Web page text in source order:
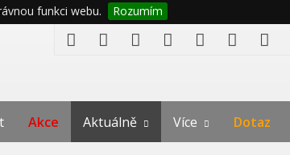
funkci webu. Rozumím
Akce Aktuálně Více Dotaz